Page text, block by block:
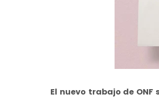
El nuevo trabajo de ONF